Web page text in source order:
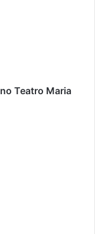
Teatro Maria